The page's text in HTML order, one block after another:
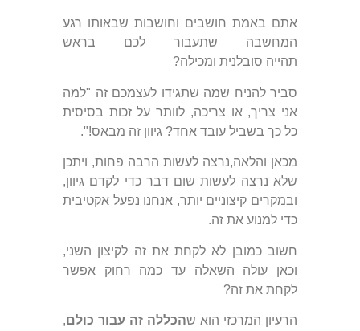
אתם באמת חושבים וחושבות שבאותו רגע
המחשבה שתעבור לכם בראש
תהייה סובלנית ומכילה?
סביר להניח שמה שתגידו לעצמכם זה "למה
אני צריך, או צריכה, לוותר על זכות בסיסית
כל כך בשביל עובד אחד? גיוון זה מבאס!".
מכאן והלאה,נרצה לעשות הרבה פחות, ויתכן
שלא נרצה לעשות שום דבר כדי לקדם גיוון,
ובמקרים קיצוניים יותר, אנחנו נפעל אקטיבית
כדי למנוע את זה.
חשוב כמובן לא לקחת את זה לקיצון השני,
וכאן עולה השאלה עד כמה רחוק אפשר
לקחת את זה?
הרעיון המרכזי הוא שהכללה זה עבור כולם,